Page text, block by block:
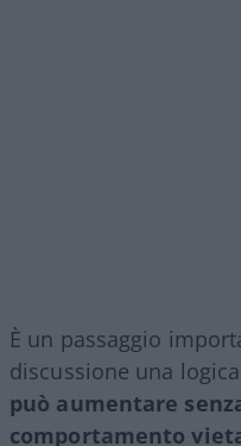
È un passaggio
discussione una
può aumentare
comportamento